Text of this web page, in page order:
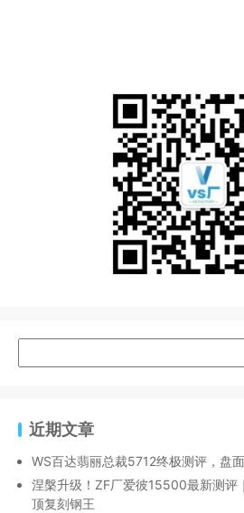
近期文章
WS百达翡丽总裁5712终极测评，盘
涅槃升级！ZF厂爱彼15500最新测评
顶复刻钢王